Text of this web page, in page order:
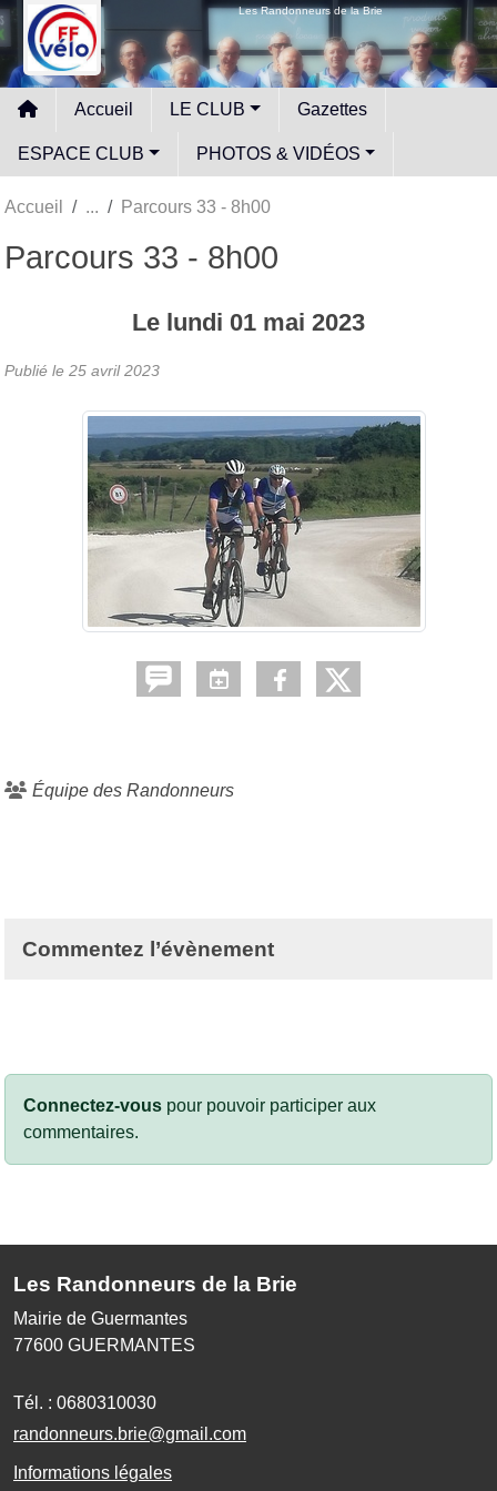
Les Randonneurs de la Brie
Accueil LE CLUB Gazettes
ESPACE CLUB PHOTOS & VIDÉOS
Accueil Parcours 33 - 8h00
Parcours 33 - 8h00
Le lundi 01 mai 2023
Publié le 25 avril 2023
Équipe des Randonneurs
Commentez l’évènement
Connectez-vous pour pouvoir participer aux
commentaires.
Les Randonneurs de la Brie
Mairie de Guermantes
77600 GUERMANTES
Tél. : 0680310030
randonneurs.brie@gmail.com
Informations légales
Panneau de gestion des cookies